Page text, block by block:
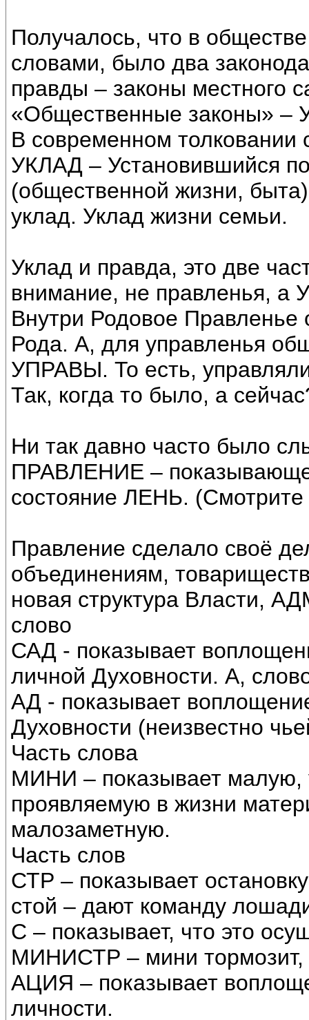
Получалось, что в
словами, было два
правды – законы местного
«Общественные законы» –
В современном
УКЛАД – Установившийся
(общественной жизни,
уклад. Уклад жизни семьи.
Уклад и правда, это две
внимание, не правленья, а
Внутри Родовое
Рода. А, для управленья
УПРАВЫ. То есть,
Так, когда то было, а
Ни так давно часто было
ПРАВЛЕНИЕ –
состояние ЛЕНЬ.
Правление сделало своё
объединениям,
новая структура Власти,
слово
САД - показывает
личной Духовности. А,
АД - показывает
Духовности (неизвестно
Часть слова
МИНИ – показывает
проявляемую в жизни
малозаметную.
Часть слов
СТР – показывает
стой – дают команду
С – показывает, что это
МИНИСТР – мини тормозит,
АЦИЯ – показывает
личности.